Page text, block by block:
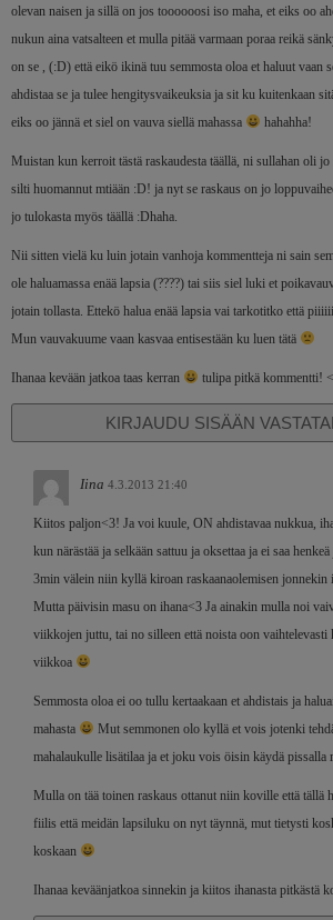
olevan naisen ja sillä on jos toooooosi iso maha, et eiks oo
nukun aina vatsalteen et mulla pitää varmaan poraa reikä
on se , (:D) että eikö ikinä tuu semmosta oloa et haluut vaan
ahdistaa se ja tulee hengitysvaikeuksia ja sit ku kuitenkaan
eiks oo jännä et siel on vauva siellä mahassa
hahahha!
Muistan kun kerroit tästä raskaudesta täällä, ni sullahan oli
silti huomannut mtiään :D! ja nyt se raskaus on jo
jo tulokasta myös täällä :Dhaha.
Nii sitten vielä ku luin jotain vanhoja kommentteja ni sain
ole haluamassa enää lapsia (????) tai siis siel luki et
jotain tollasta. Ettekö halua enää lapsia vai tarkotitko että
Mun vauvakuume vaan kasvaa entisestään ku luen tätä
Ihanaa kevään jatkoa taas kerran tulipa pitkä kommentti!
KIRJAUDU SISÄÄN
Iina 4.3.2013 21:40
Kiitos paljon<3! Ja voi kuule, ON ahdistavaa nukkua,
kun närästää ja selkään sattuu ja oksettaa ja ei saa
3min välein niin kyllä kiroan raskaanaolemisen
Mutta päivisin masu on ihana<3 Ja ainakin mulla noi
viikkojen juttu, tai no silleen että noista oon vaihtelevasti
viikkoa
Semmosta oloa ei oo tullu kertaakaan et ahdistais ja
mahasta
Mut semmonen olo kyllä et vois jotenki
mahalaukulle lisätilaa ja et joku vois öisin käydä pissalla
Mulla on tää toinen raskaus ottanut niin koville että tällä
fiilis että meidän lapsiluku on nyt täynnä, mut tietysti
koskaan
Ihanaa keväänjatkoa sinnekin ja kiitos ihanasta pitkästä